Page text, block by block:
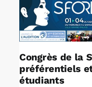
Congrès de la
préférentiels
étudiants